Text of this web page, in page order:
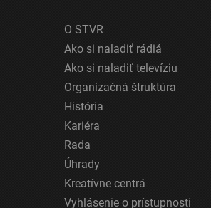
O STVR
Ako si naladiť rádiá
Ako si naladiť televíziu
Organizačná štruktúra
História
Kariéra
Rada
Úhrady
Kreatívne centrá
Vyhlásenie o prístupnosti